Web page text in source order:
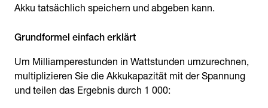
Akku tatsächlich speichern und abgeben kann.
Grundformel einfach erklärt
Um Milliamperestunden in Wattstunden umzurechnen,
multiplizieren Sie die Akkukapazität mit der Spannung
und teilen das Ergebnis durch 1 000: